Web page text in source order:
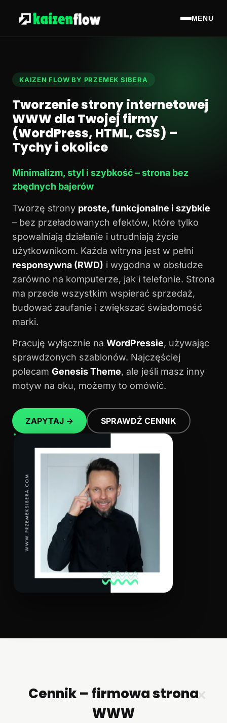
MENU
KAIZEN FLOW BY PRZEMEK SIBERA
Tworzenie strony internetowej
WWW dla Twojej firmy
(WordPress, HTML, CSS) –
Tychy i okolice
Minimalizm, styl i szybkość – strona bez
zbędnych bajerów
Tworzę strony proste, funkcjonalne i szybkie
– bez przeładowanych efektów, które tylko
spowalniają działanie i utrudniają życie
użytkownikom. Każda witryna jest w pełni
responsywna (RWD) i wygodna w obsłudze
zarówno na komputerze, jak i telefonie. Strona
ma przede wszystkim wspierać sprzedaż,
budować zaufanie i zwiększać świadomość
marki.
Pracuję wyłącznie na WordPressie, używając
sprawdzonych szablonów. Najczęściej
polecam Genesis Theme, ale jeśli masz inny
motyw na oku, możemy to omówić.
ZAPYTAJ → SPRAWDŹ CENNIK
✕
Cennik – firmowa strona
WWW